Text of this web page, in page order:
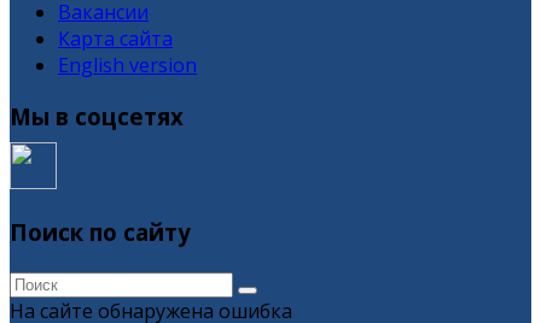
Вакансии
Карта сайта
English version
Мы в соцсетях
Поиск по сайту
На сайте обнаружена ошибка